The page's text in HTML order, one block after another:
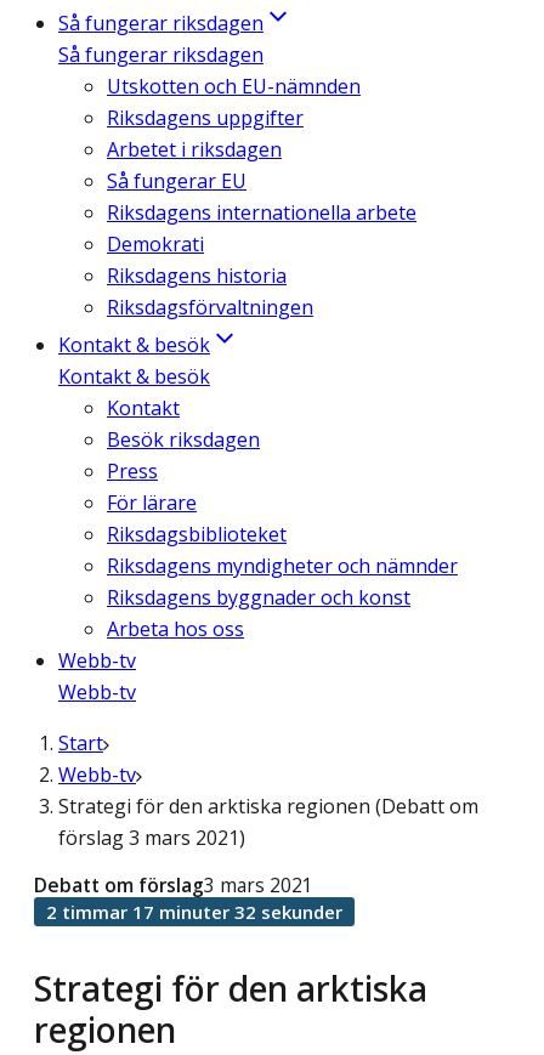
Så fungerar riksdagen
Så fungerar riksdagen
Utskotten och EU-nämnden
Riksdagens uppgifter
Arbetet i riksdagen
Så fungerar EU
Riksdagens internationella arbete
Demokrati
Riksdagens historia
Riksdagsförvaltningen
Kontakt & besök
Kontakt & besök
Kontakt
Besök riksdagen
Press
För lärare
Riksdagsbiblioteket
Riksdagens myndigheter och nämnder
Riksdagens byggnader och konst
Arbeta hos oss
Webb-tv
Webb-tv
Start
Webb-tv
Strategi för den arktiska regionen (Debatt om
förslag 3 mars 2021)
Strategi för den arktiska
regionen
Debatt om förslag3 mars 2021
2 timmar 17 minuter 32 sekunder